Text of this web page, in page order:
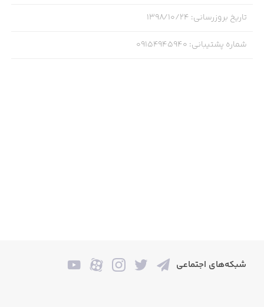
تاریخ بروزرسانی: ۱۳۹۸/۱۰/۲۴
شماره پشتیبانی:
09154945940
شبکه‌های اجتماعی